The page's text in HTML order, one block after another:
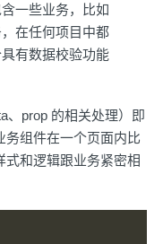
一些业务，比如
在任何项目中都
有数据校验功能
、prop 的相关处理）即
务组件在一个页面内比
和逻辑跟业务紧密相